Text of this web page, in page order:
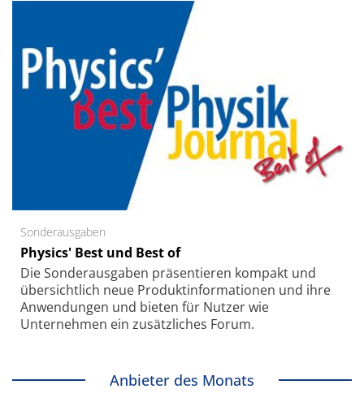
Sonderausgaben
Physics' Best und Best of
Die Sonder­ausgaben präsentieren kompakt und
übersichtlich neue Produkt­informationen und ihre
Anwendungen und bieten für Nutzer wie
Unternehmen ein zusätzliches Forum.
Anbieter des Monats